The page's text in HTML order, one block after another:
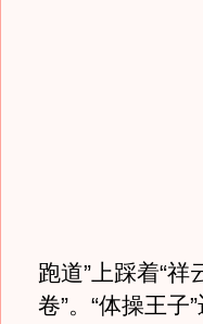
跑道”上踩着“祥
卷”。“体操王子